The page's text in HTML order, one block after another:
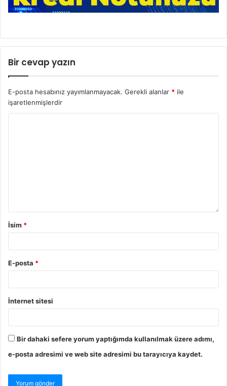
Bir cevap yazın
E-posta hesabınız yayımlanmayacak. Gerekli alanlar * ile
işaretlenmişlerdir
İsim *
E-posta *
İnternet sitesi
Bir dahaki sefere yorum yaptığımda kullanılmak üzere adımı,
e-posta adresimi ve web site adresimi bu tarayıcıya kaydet.